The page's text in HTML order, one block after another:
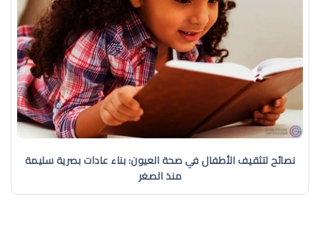
نصائح لتثقيف الأطفال في صحة العيون: بناء عادات بصرية سليمة
منذ الصغر